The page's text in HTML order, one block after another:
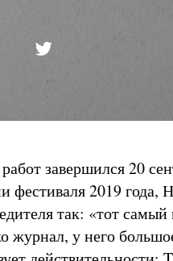
завершился 20
фестиваля 2019 года,
так: «тот самый
журнал, у него